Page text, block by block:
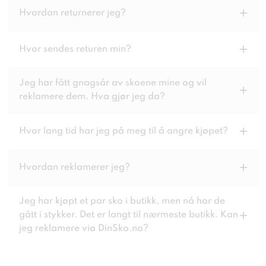
Hvordan returnerer jeg?
Hvor sendes returen min?
Jeg har fått gnagsår av skoene mine og vil
reklamere dem. Hva gjør jeg da?
Hvor lang tid har jeg på meg til å angre kjøpet?
Hvordan reklamerer jeg?
Jeg har kjøpt et par sko i butikk, men nå har de
gått i stykker. Det er langt til nærmeste butikk. Kan
jeg reklamere via DinSko.no?